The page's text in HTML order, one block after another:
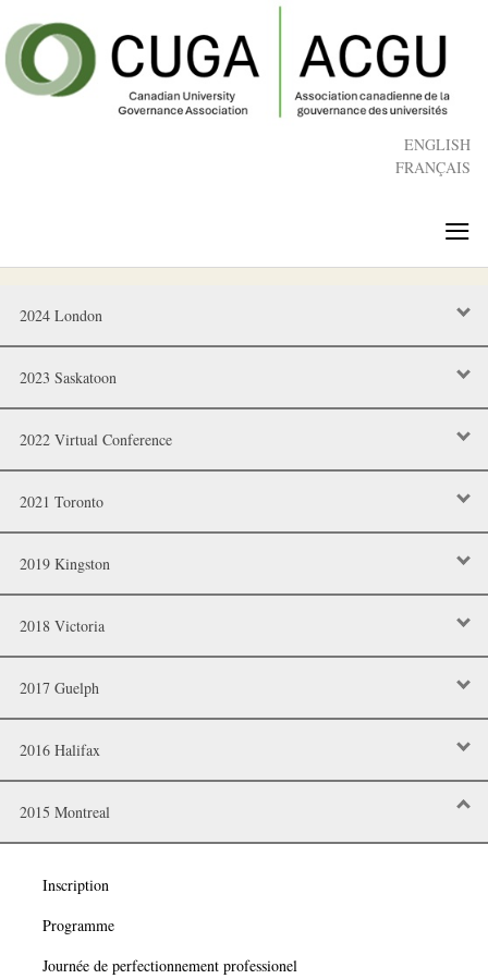
to
main
content
ENGLISH
FRANÇAIS
≡
2024 London
2023 Saskatoon
2022 Virtual Conference
2021 Toronto
2019 Kingston
2018 Victoria
2017 Guelph
2016 Halifax
2015 Montreal
Inscription
Programme
Journée de perfectionnement professionel